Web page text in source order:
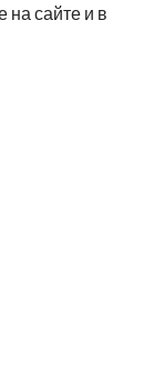
на сайте и в